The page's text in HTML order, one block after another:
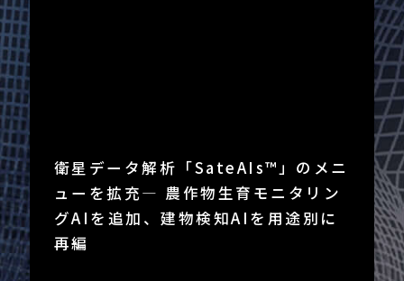
衛星データ解析「SateAIs™」のメニ
ューを拡充― 農作物生育モニタリン
グAIを追加、建物検知AIを用途別に
再編